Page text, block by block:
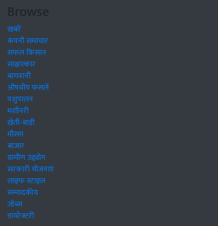
Browse
खबरें
कंपनी समाचार
सफल किसान
साक्षात्कार
बागवानी
औषधीय फसलें
पशुपालन
मशीनरी
खेती-बाड़ी
मौसम
बाजार
ग्रामीण उद्द्योग
सरकारी योजनाएं
लाइफ स्टाइल
सम्पादकीय
जॉब्स
डायरेक्टरी